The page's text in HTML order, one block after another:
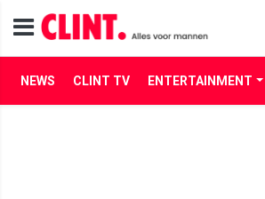
NEWS CLINT TV ENTERTAINMENT